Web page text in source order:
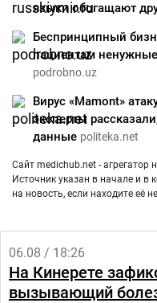
языки обогащают
Беспринципный
пациентам
podrobno.uz
Вирус «Mamont»
эксперты
данные politeka.net
Сайт medichub.net - агрегатор
Источник указан в начале и в
на новость, если находите её
06.08 / 18:26
На Кинерете
вызывающий